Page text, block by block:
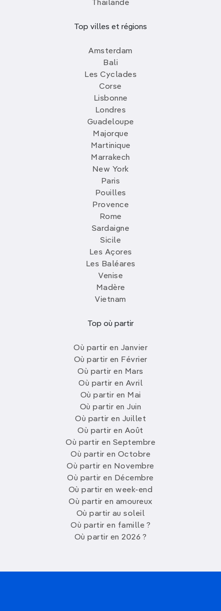
Thailande
Top villes et régions
Amsterdam
Bali
Les Cyclades
Corse
Lisbonne
Londres
Guadeloupe
Majorque
Martinique
Marrakech
New York
Paris
Pouilles
Provence
Rome
Sardaigne
Sicile
Les Açores
Les Baléares
Venise
Madère
Vietnam
Top où partir
Où partir en Janvier
Où partir en Février
Où partir en Mars
Où partir en Avril
Où partir en Mai
Où partir en Juin
Où partir en Juillet
Où partir en Août
Où partir en Septembre
Où partir en Octobre
Où partir en Novembre
Où partir en Décembre
Où partir en week-end
Où partir en amoureux
Où partir au soleil
Où partir en famille ?
Où partir en 2026 ?